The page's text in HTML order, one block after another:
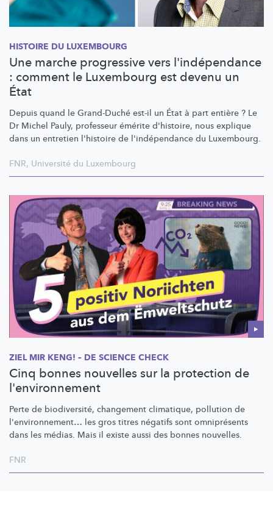
HISTOIRE DU LUXEMBOURG
Une marche progressive vers l'indépendance
: comment le Luxembourg est devenu un
État
Depuis quand le Grand-Duché est-il un État à part entière ? Le
Dr Michel Pauly, professeur émérite d'histoire, nous explique
dans un entretien l'histoire de l'indépendance du Luxembourg.
FNR, Université du Luxembourg
ZIEL MIR KENG! – DE SCIENCE CHECK
Cinq bonnes nouvelles sur la protection de
l'environnement
Perte de biodiversité, changement climatique, pollution de
l'environnement… les gros titres négatifs sont omniprésents
dans les médias. Mais il existe aussi des bonnes nouvelles.
FNR